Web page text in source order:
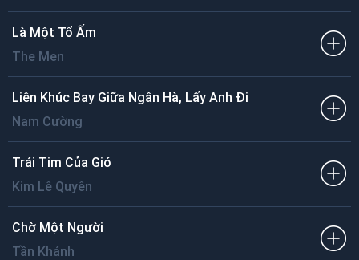
Là Một Tổ Ấm
The Men
Liên Khúc Bay Giữa Ngân Hà, Lấy Anh Đi
Nam Cường
Trái Tim Của Gió
Kim Lê Quyên
Chờ Một Người
Tần Khánh